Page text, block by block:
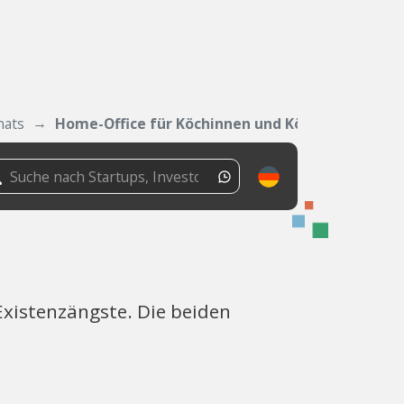
Home-Office für Köchinnen und Köche?
Die beiden